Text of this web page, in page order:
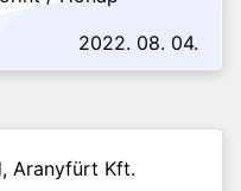
2022. 08. 04.
Aranyfürt Kft.